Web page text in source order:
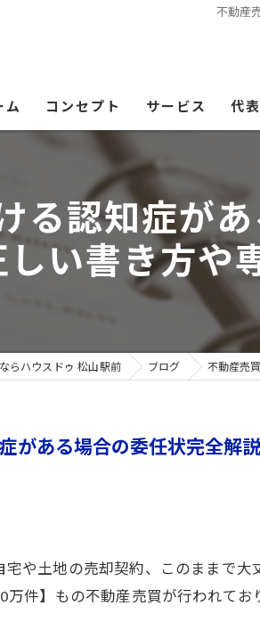
不動産
ム コンセプト サービス 代
る認知症が
しい書き方や
らハウスドゥ 松山駅前 ブログ 不動産売
がある場合の委任状完全解
や土地の売却契約、このままで大
件】もの不動産売買が行われて